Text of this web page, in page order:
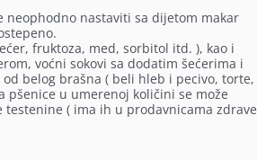
neophodno nastaviti sa dijetom makar
fruktoza, med, sorbitol itd. ), kao i
voćni sokovi sa dodatim šećerima i
belog brašna ( beli hleb i pecivo, torte,
pšenice u umerenoj količini se može
( ima ih u prodavnicama zdrave